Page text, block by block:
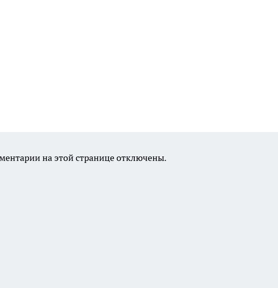
на этой странице отключены.